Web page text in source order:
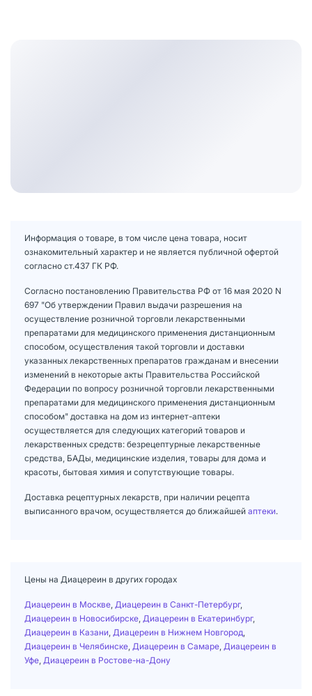
Информация о товаре, в том числе цена товара, носит
ознакомительный характер и не является публичной офертой
согласно ст.437 ГК РФ.
Согласно постановлению Правительства РФ от 16 мая 2020 N
697 "Об утверждении Правил выдачи разрешения на
осуществление розничной торговли лекарственными
препаратами для медицинского применения дистанционным
способом, осуществления такой торговли и доставки
указанных лекарственных препаратов гражданам и внесении
изменений в некоторые акты Правительства Российской
Федерации по вопросу розничной торговли лекарственными
препаратами для медицинского применения дистанционным
способом" доставка на дом из интернет-аптеки
осуществляется для следующих категорий товаров и
лекарственных средств: безрецептурные лекарственные
средства, БАДы, медицинские изделия, товары для дома и
красоты, бытовая химия и сопутствующие товары.
Доставка рецептурных лекарств, при наличии рецепта
выписанного врачом, осуществляется до ближайшей аптеки.
Цены на Диацереин в других городах
Диацереин в Москве Диацереин в Санкт-Петербург,
Диацереин в Новосибирске Диацереин в Екатеринбург,
Диацереин в Казани Диацереин в Нижнем Новгород
Диацереин в Челябинске Диацереин в Самаре Диацереин в
Уфе Диацереин в Ростове-на-Дону